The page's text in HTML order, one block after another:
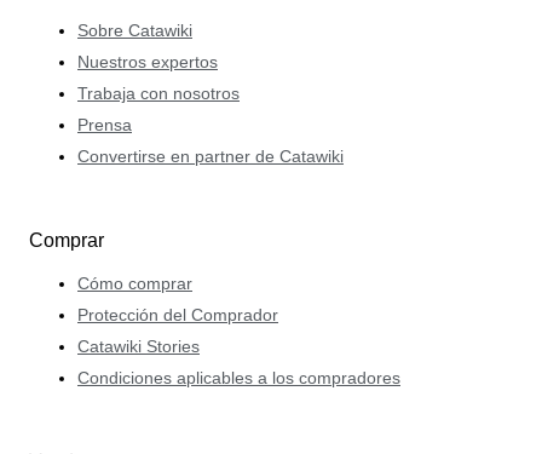
Sobre Catawiki
Nuestros expertos
Trabaja con nosotros
Prensa
Convertirse en partner de Catawiki
Comprar
Cómo comprar
Protección del Comprador
Catawiki Stories
Condiciones aplicables a los compradores